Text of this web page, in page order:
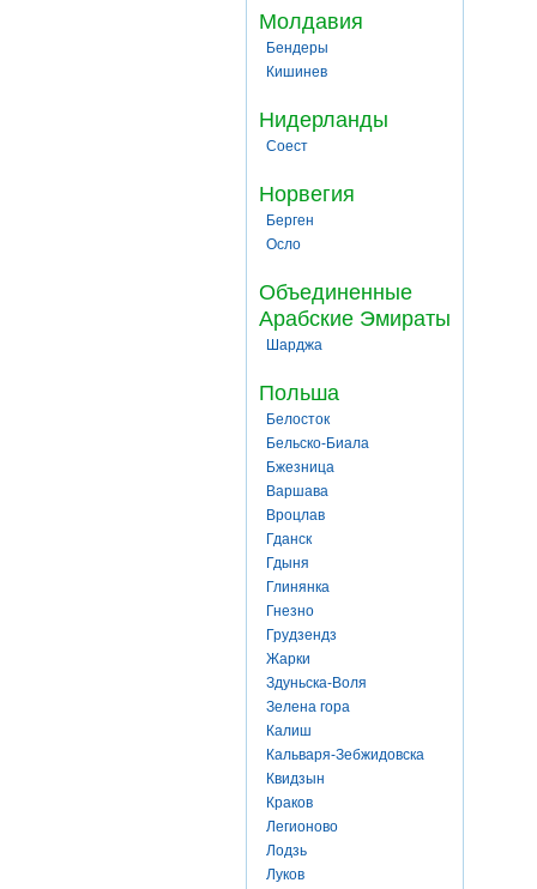
Молдавия
Бендеры
Кишинев
Нидерланды
Соест
Норвегия
Берген
Осло
Объединенные
Арабские Эмираты
Шарджа
Польша
Белосток
Бельско-Биала
Бжезница
Варшава
Вроцлав
Гданск
Гдыня
Глинянка
Гнезно
Грудзендз
Жарки
Здуньска-Воля
Зелена гора
Калиш
Кальваря-Зебжидовска
Квидзын
Краков
Легионово
Лодзь
Луков